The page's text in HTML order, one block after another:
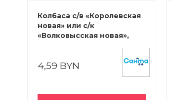
Колбаса с/в «Королевская
новая» или с/к
«Волковысская новая»,
4,59 BYN